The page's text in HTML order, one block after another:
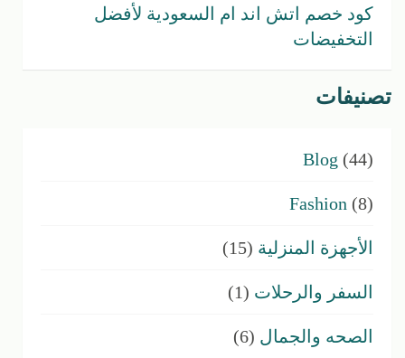
كود خصم اتش اند ام السعودية لأفضل
التخفيضات
تصنيفات
Blog (44)
Fashion (8)
الأجهزة المنزلية (15)
السفر والرحلات (1)
الصحه والجمال (6)